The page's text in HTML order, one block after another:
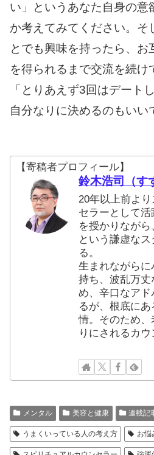
い」というあなた自身の意
か考えてみてください。そ
とでも興味を持ったら、お
を得られるまで交流を続け
「とりあえず3回はデート
自分なりに決めるのもいい
【寄稿者プロフィール】
鈴木浩司（す
20年以上前よ
セラーとして
を授かりながら
という謙虚な
る。
生まれながら
持ち、波乱万丈
め、辛口なア
るが、根底に
情。そのため
りにされるカウ
メンタル 美容と健康 連載記
うまくいっている人の考え方 お悩